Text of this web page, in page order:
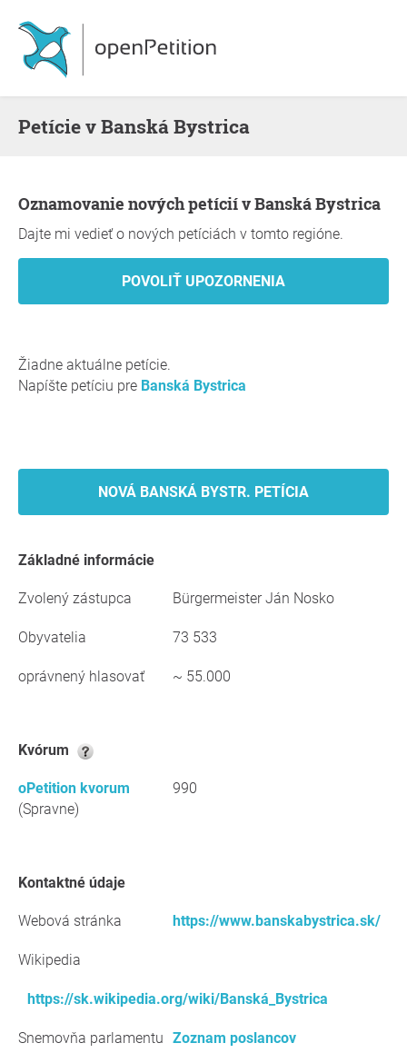
Petície v Banská Bystrica
Oznamovanie nových petícií v Banská Bystrica
Dajte mi vedieť o nových petíciách v tomto regióne.
Žiadne aktuálne petície.
Napíšte petíciu pre Banská Bystrica
NOVÁ BANSKÁ BYSTR. PETÍCIA
Základné informácie
Zvolený zástupca Bürgermeister Ján Nosko
Obyvatelia 73 533
oprávnený hlasovať ~ 55.000
kvórum
oPetition kvorum
(Spravne)
990
kontaktné údaje
Webová stránka https://www.banskabystrica.sk/
Wikipedia
https://sk.wikipedia.org/wiki/Banská_Bystrica
Snemovňa parlamentu Zoznam poslancov